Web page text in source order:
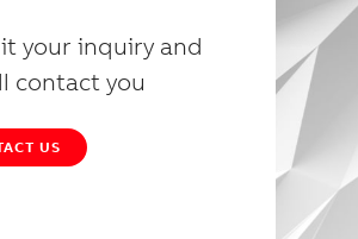
your inquiry and
contact you
US